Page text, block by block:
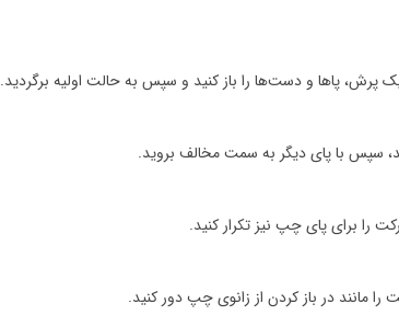
پرش، پاها و دست‌ها را باز کنید و سپس به حالت اولیه برگردید.
سپس با پای دیگر به سمت مخالف بروید.
برای پای چپ نیز تکرار کنید.